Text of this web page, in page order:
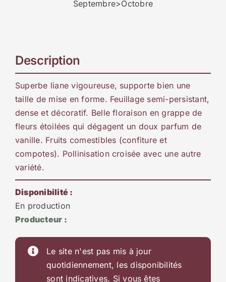
Septembre>Octobre
Description
Superbe liane vigoureuse, supporte bien une
taille de mise en forme. Feuillage semi-persistant,
dense et décoratif. Belle floraison en grappe de
fleurs étoilées qui dégagent un doux parfum de
vanille. Fruits comestibles (confiture et
compotes). Pollinisation croisée avec une autre
variété.
Disponibilité :
En production
Producteur :
Le site n'est pas mis à jour
quotidiennement, les disponibilités
sont indicatives. Si vous êtes